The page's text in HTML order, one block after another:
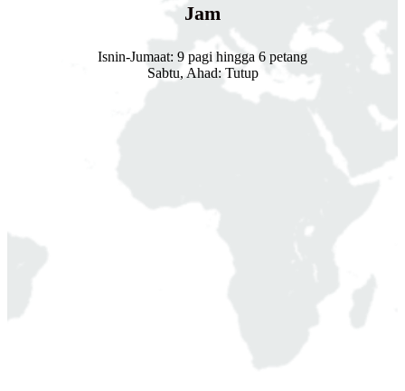
Jam
Isnin-Jumaat: 9 pagi hingga 6 petang
Sabtu, Ahad: Tutup